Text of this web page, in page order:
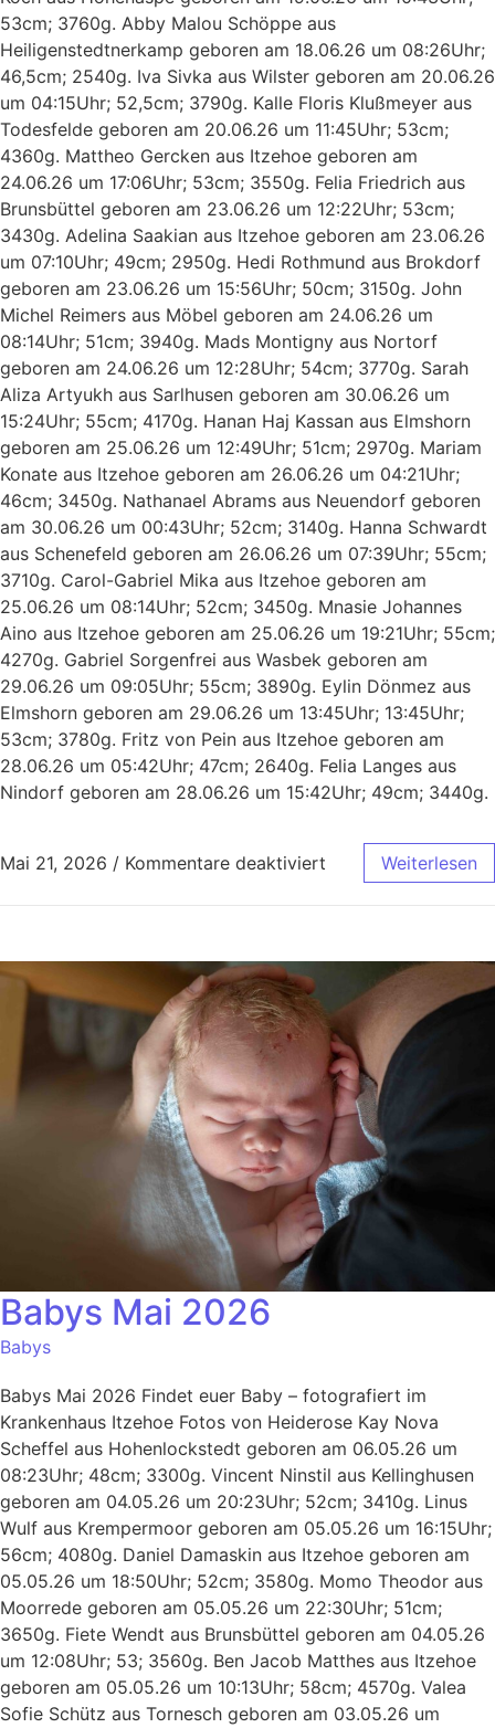
53cm; 3760g. Abby Malou Schöppe aus
Heiligenstedtnerkamp geboren am 18.06.26 um 08:26Uhr;
46,5cm; 2540g. Iva Sivka aus Wilster geboren am 20.06.26
um 04:15Uhr; 52,5cm; 3790g. Kalle Floris Klußmeyer aus
Todesfelde geboren am 20.06.26 um 11:45Uhr; 53cm;
4360g. Mattheo Gercken aus Itzehoe geboren am
24.06.26 um 17:06Uhr; 53cm; 3550g. Felia Friedrich aus
Brunsbüttel geboren am 23.06.26 um 12:22Uhr; 53cm;
3430g. Adelina Saakian aus Itzehoe geboren am 23.06.26
um 07:10Uhr; 49cm; 2950g. Hedi Rothmund aus Brokdorf
geboren am 23.06.26 um 15:56Uhr; 50cm; 3150g. John
Michel Reimers aus Möbel geboren am 24.06.26 um
08:14Uhr; 51cm; 3940g. Mads Montigny aus Nortorf
geboren am 24.06.26 um 12:28Uhr; 54cm; 3770g. Sarah
Aliza Artyukh aus Sarlhusen geboren am 30.06.26 um
15:24Uhr; 55cm; 4170g. Hanan Haj Kassan aus Elmshorn
geboren am 25.06.26 um 12:49Uhr; 51cm; 2970g. Mariam
Konate aus Itzehoe geboren am 26.06.26 um 04:21Uhr;
46cm; 3450g. Nathanael Abrams aus Neuendorf geboren
am 30.06.26 um 00:43Uhr; 52cm; 3140g. Hanna Schwardt
aus Schenefeld geboren am 26.06.26 um 07:39Uhr; 55cm;
3710g. Carol-Gabriel Mika aus Itzehoe geboren am
25.06.26 um 08:14Uhr; 52cm; 3450g. Mnasie Johannes
Aino aus Itzehoe geboren am 25.06.26 um 19:21Uhr; 55cm;
4270g. Gabriel Sorgenfrei aus Wasbek geboren am
29.06.26 um 09:05Uhr; 55cm; 3890g. Eylin Dönmez aus
Elmshorn geboren am 29.06.26 um 13:45Uhr; 13:45Uhr;
53cm; 3780g. Fritz von Pein aus Itzehoe geboren am
28.06.26 um 05:42Uhr; 47cm; 2640g. Felia Langes aus
Nindorf geboren am 28.06.26 um 15:42Uhr; 49cm; 3440g.
Mai 21, 2026 / Kommentare deaktiviert Weiterlesen
Babys Mai 2026
Babys
Babys Mai 2026 Findet euer Baby – fotografiert im
Krankenhaus Itzehoe Fotos von Heiderose Kay Nova
Scheffel aus Hohenlockstedt geboren am 06.05.26 um
08:23Uhr; 48cm; 3300g. Vincent Ninstil aus Kellinghusen
geboren am 04.05.26 um 20:23Uhr; 52cm; 3410g. Linus
Wulf aus Krempermoor geboren am 05.05.26 um 16:15Uhr;
56cm; 4080g. Daniel Damaskin aus Itzehoe geboren am
05.05.26 um 18:50Uhr; 52cm; 3580g. Momo Theodor aus
Moorrede geboren am 05.05.26 um 22:30Uhr; 51cm;
3650g. Fiete Wendt aus Brunsbüttel geboren am 04.05.26
um 12:08Uhr; 53; 3560g. Ben Jacob Matthes aus Itzehoe
geboren am 05.05.26 um 10:13Uhr; 58cm; 4570g. Valea
Sofie Schütz aus Tornesch geboren am 03.05.26 um